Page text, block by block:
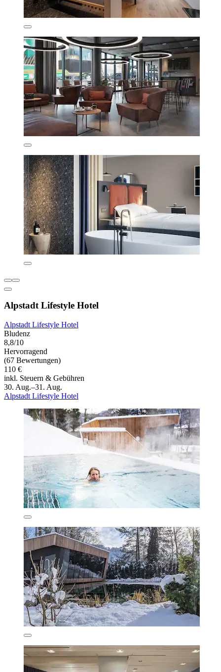
Alpstadt Lifestyle Hotel
Alpstadt Lifestyle Hotel
Bludenz
8,8/10
Hervorragend
(67 Bewertungen)
110 €
inkl. Steuern & Gebühren
30. Aug.–31. Aug.
Alpstadt Lifestyle Hotel